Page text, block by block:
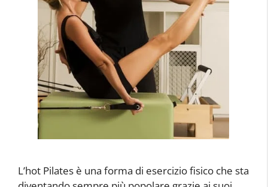
L’hot Pilates è una forma di esercizio fisico che sta